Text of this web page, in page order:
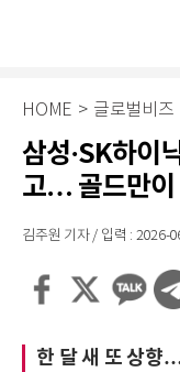
HOME > 글로벌비즈
삼성·SK하이
고… 골드만이
김주원 기자 / 입력 : 2026-
한 달 새 또 상향